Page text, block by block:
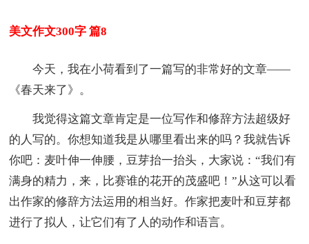
美文作文300字 篇8
今天，我在小荷看到了一篇写的非常好的文章——
《春天来了》。
我觉得这篇文章肯定是一位写作和修辞方法超级好
的人写的。你想知道我是从哪里看出来的吗？我就告诉
你吧：麦叶伸一伸腰，豆芽抬一抬头，大家说：“我们有
满身的精力，来，比赛谁的花开的茂盛吧！”从这可以看
出作家的修辞方法运用的相当好。作家把麦叶和豆芽都
进行了拟人，让它们有了人的动作和语言。